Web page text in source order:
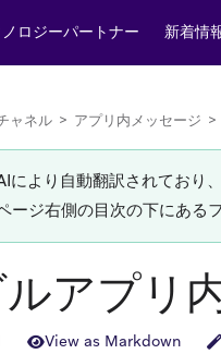
ロジーパートナー 新着情
ャネル > アプリ内メッセージ >
により自動翻訳されており
ージ右側の目次の下にある
アプリ
View as Markdown